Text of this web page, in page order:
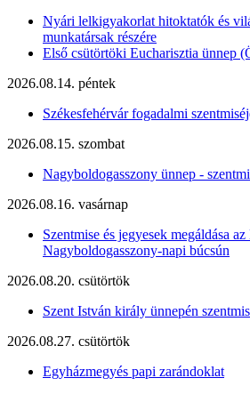
Nyári lelkigyakorlat hitoktatók és
munkatársak részére
Első csütörtöki Eucharisztia ünnep
2026.08.14. péntek
Székesfehérvár fogadalmi
2026.08.15. szombat
Nagyboldogasszony ünnep -
2026.08.16. vasárnap
Szentmise és jegyesek megáldása
Nagyboldogasszony-napi búcsún
2026.08.20. csütörtök
Szent István király ünnepén
2026.08.27. csütörtök
Egyházmegyés papi zarándoklat